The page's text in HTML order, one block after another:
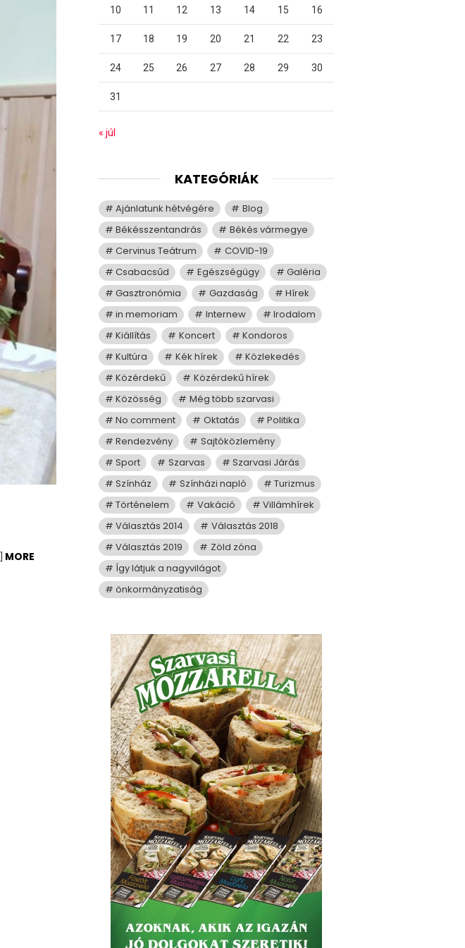
MORE
10 11 12 13 14 15 16
17 18 19 20 21 22 23
24 25 26 27 28 29 30
31
« júl
KATEGÓRIÁK
Ajánlatunk hétvégére
Blog
Békésszentandrás
Békés vármegye
Cervinus Teátrum
COVID-19
Csabacsűd
Egészségügy
Galéria
Gasztronómia
Gazdaság
Hírek
in memoriam
Internew
Irodalom
Kiállítás
Koncert
Kondoros
Kultúra
Kék hírek
Közlekedés
Közérdekű
Közérdekű hírek
Közösség
Még több szarvasi
No comment
Oktatás
Politika
Rendezvény
Sajtóközlemény
Sport
Szarvas
Szarvasi Járás
Színház
Színházi napló
Turizmus
Történelem
Vakáció
Villámhírek
Választás 2014
Választás 2018
Választás 2019
Zöld zóna
Így látjuk a nagyvilágot
önkormányzatiság